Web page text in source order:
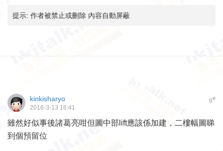
提示: 作者被禁止或刪除 內容自動屏蔽
6#
kinkisharyo
2016-3-13 16:41
雖然好似事後諸葛亮咁但圖中部lift應該係加建，二樓幅圖睇
到個預留位